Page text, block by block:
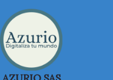
Saltar
al
contenido